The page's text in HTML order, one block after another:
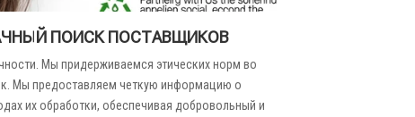
ПОИСК ПОСТАВЩИКОВ
Мы придерживаемся этических норм во
Мы предоставляем четкую информацию о
их обработки, обеспечивая добровольный и